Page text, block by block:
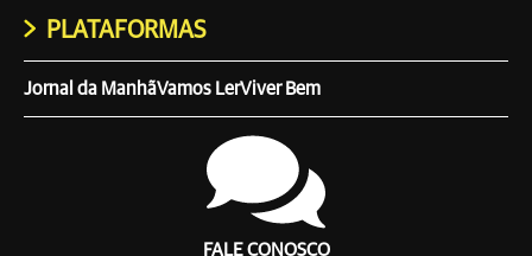
PLATAFORMAS
Jornal da ManhãVamos LerViver Bem
FALE CONOSCO